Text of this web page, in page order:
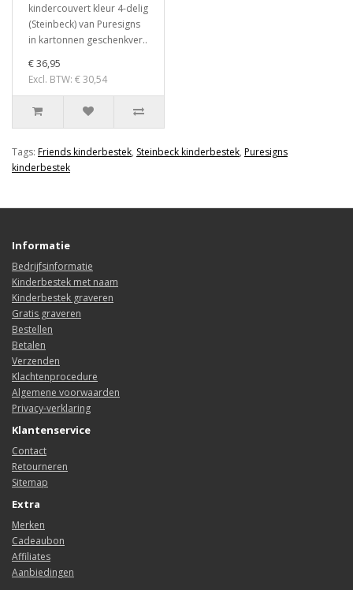
kindercouvert kleur 4-delig
(Steinbeck) van Puresigns
in kartonnen geschenkver..
€ 36,95
Excl. BTW: € 30,54
Tags: Friends kinderbestek, Steinbeck kinderbestek, Puresigns
kinderbestek
Informatie
Bedrijfsinformatie
Kinderbestek met naam
Kinderbestek graveren
Gratis graveren
Bestellen
Betalen
Verzenden
Klachtenprocedure
Algemene voorwaarden
Privacy-verklaring
Klantenservice
Contact
Retourneren
Sitemap
Extra
Merken
Cadeaubon
Affiliates
Aanbiedingen